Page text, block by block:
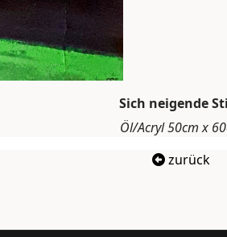
Sich neigende
Öl/Acryl 50cm x
zurück